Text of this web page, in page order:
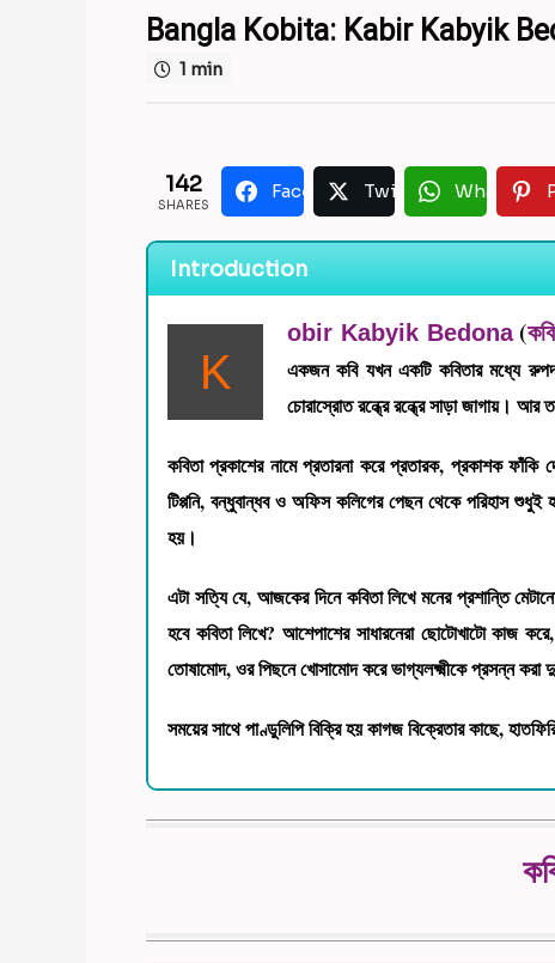
e
a
o
e
Bangla Kobita: Kabir Kabyik
1 min
i
t
142
SHARES
Facebook Twitter WhatsApp
Introduction
K
obir Kabyik Bedona (
একজন কবি যখন একটি কবিতার মধ্যে
চোরাস্রোত রন্ধ্রে রন্ধ্রে সাড়া জাগায়।
কবিতা প্রকাশের নামে প্রতারনা করে প্রতারক, প্রকাশক ফাঁকি
টিপ্পনি, বন্ধুবান্ধব ও অফিস কলিগের পেছন থেকে পরিহাস
হয়।
এটা সত্যি যে, আজকের দিনে কবিতা লিখে মনের প্রশান্তি
হবে কবিতা লিখে? আশেপাশের সাধারনেরা ছোটোখাটো কাজ
তোষামোদ, ওর পিছনে খোসামোদ করে ভাগ্যলক্ষ্মীকে প্রসন্ন করা
সময়ের সাথে পাণ্ডুলিপি বিক্রি হয় কাগজ বিক্রেতার কাছে,